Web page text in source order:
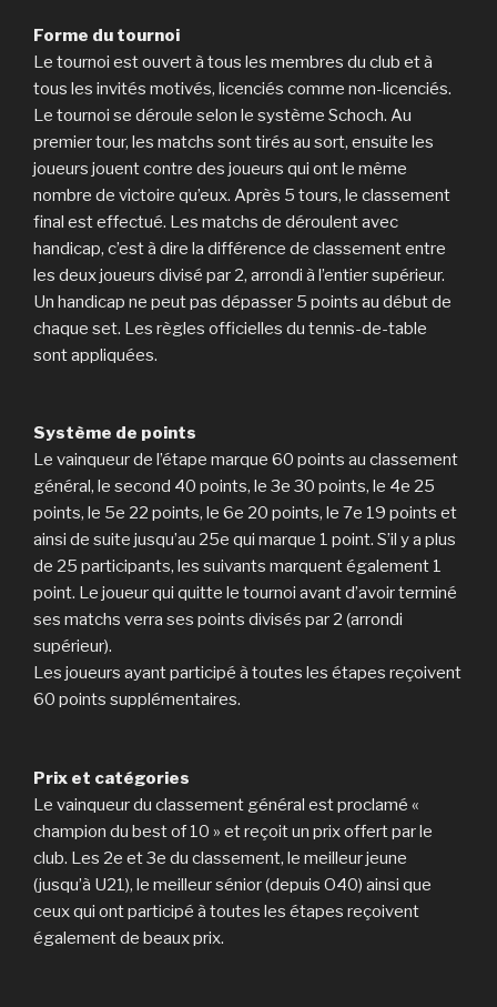
Forme du tournoi
Le tournoi est ouvert à tous les membres du club et à
tous les invités motivés, licenciés comme non-licenciés.
Le tournoi se déroule selon le système Schoch. Au
premier tour, les matchs sont tirés au sort, ensuite les
joueurs jouent contre des joueurs qui ont le même
nombre de victoire qu’eux. Après 5 tours, le classement
final est effectué. Les matchs de déroulent avec
handicap, c’est à dire la différence de classement entre
les deux joueurs divisé par 2, arrondi à l’entier supérieur.
Un handicap ne peut pas dépasser 5 points au début de
chaque set. Les règles officielles du tennis-de-table
sont appliquées.
Système de points
Le vainqueur de l’étape marque 60 points au classement
général, le second 40 points, le 3e 30 points, le 4e 25
points, le 5e 22 points, le 6e 20 points, le 7e 19 points et
ainsi de suite jusqu’au 25e qui marque 1 point. S’il y a plus
de 25 participants, les suivants marquent également 1
point. Le joueur qui quitte le tournoi avant d’avoir terminé
ses matchs verra ses points divisés par 2 (arrondi
supérieur).
Les joueurs ayant participé à toutes les étapes reçoivent
60 points supplémentaires.
Prix et catégories
Le vainqueur du classement général est proclamé «
champion du best of 10 » et reçoit un prix offert par le
club. Les 2e et 3e du classement, le meilleur jeune
(jusqu’à U21), le meilleur sénior (depuis O40) ainsi que
ceux qui ont participé à toutes les étapes reçoivent
également de beaux prix.